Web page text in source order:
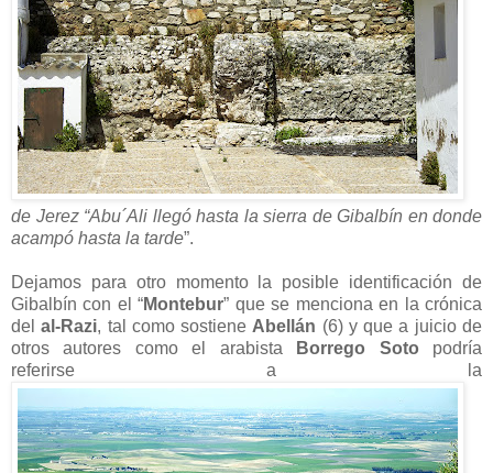
de Jerez “Abu´Ali llegó hasta la sierra de Gibalbín en donde
acampó hasta la tarde”.
Dejamos para otro momento la posible identificación de
Gibalbín con el “Montebur” que se menciona en la crónica
delal-Razi, tal como sostiene Abellán (6) y que a juicio de
otros autores como el arabista
Borrego Soto podría
referirse a la